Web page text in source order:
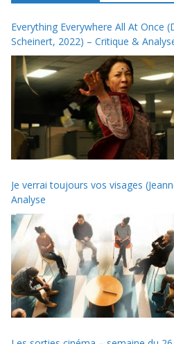
Everything Everywhere All At Once
Scheinert, 2022) – Critique &
Je verrai toujours vos visages
Analyse